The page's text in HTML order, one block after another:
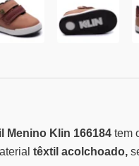
Menino Klin 166184 tem
têxtil acolchoado,